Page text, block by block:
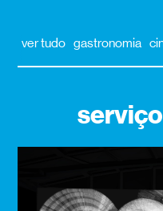
ver tudo gastronomia